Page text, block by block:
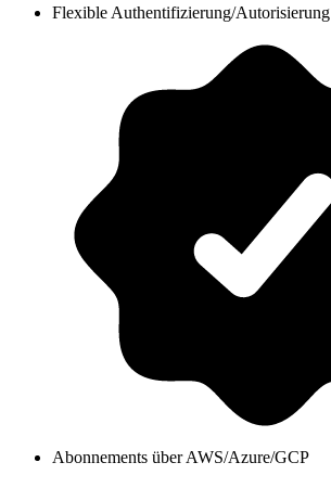
Flexible Authentifizierung/Autorisierung
Abonnements über AWS/Azure/GCP